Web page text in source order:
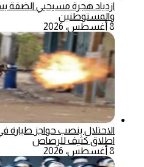
ازدياد هجرة مسيحيي الضفة
والمستوطنين
8 أغسطس، 2026
الاحتلال ينصب حواجز
اطلاق كثيف للرصاص
8 أغسطس، 2026